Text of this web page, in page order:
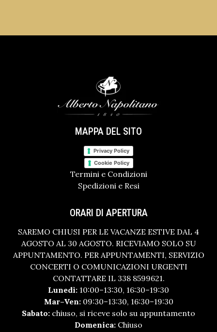
MAPPA DEL SITO
Privacy Policy
Cookie Policy
Termini e Condizioni
Spedizioni e Resi
ORARI DI APERTURA
SAREMO CHIUSI PER LE VACANZE ESTIVE DAL 4
AGOSTO AL 30 AGOSTO. RICEVIAMO SOLO SU
APPUNTAMENTO. PER APPUNTAMENTI, SERVIZIO
CONCERTI O COMUNICAZIONI URGENTI
CONTATTARE IL 338 8599621.
Lunedì: 10:00–13:30, 16:30–19:30
Mar–Ven:09:30–13:30, 16:30–19:30
Sabato: chiuso, si riceve solo su appuntamento
Domenica: Chiuso